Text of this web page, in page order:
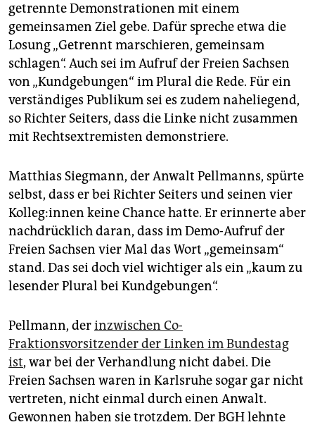
getrennte Demonstrationen mit einem
gemeinsamen Ziel gebe. Dafür spreche etwa die
Losung „Getrennt marschieren, gemeinsam
schlagen“. Auch sei im Aufruf der Freien Sachsen
von „Kundgebungen“ im Plural die Rede. Für ein
verständiges Publikum sei es zudem naheliegend,
so Richter Seiters, dass die Linke nicht zusammen
mit Rechtsextremisten demonstriere.
Matthias Siegmann, der Anwalt Pellmanns, spürte
selbst, dass er bei Richter Seiters und seinen vier
Kol­le­g:in­nen keine Chance hatte. Er erinnerte aber
nachdrücklich daran, dass im Demo-Aufruf der
Freien Sachsen vier Mal das Wort „gemeinsam“
stand. Das sei doch viel wichtiger als ein „kaum zu
lesender Plural bei Kundgebungen“.
Pellmann, derinzwischen Co-
Fraktionsvorsitzender der Linken im Bundestag
ist, war bei der Verhandlung nicht dabei. Die
Freien Sachsen waren in Karlsruhe sogar gar nicht
vertreten, nicht einmal durch einen Anwalt.
Gewonnen haben sie trotzdem. Der BGH lehnte